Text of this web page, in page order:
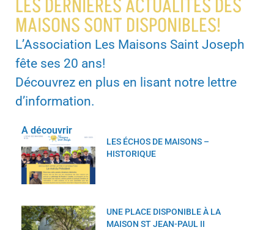
LES DERNIÈRES ACTUALITÉS DES
MAISONS SONT DISPONIBLES!
L’Association Les Maisons Saint Joseph
fête ses 20 ans!
Découvrez en plus en lisant notre lettre
d’information.
A découvrir
LES ÉCHOS DE MAISONS –
HISTORIQUE
UNE PLACE DISPONIBLE À LA
MAISON ST JEAN-PAUL II